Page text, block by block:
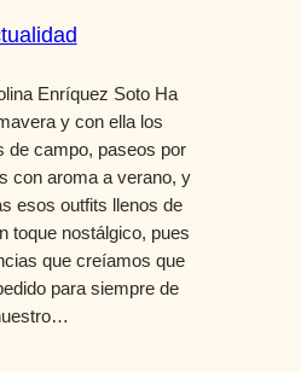
Enríquez Soto Ha
y con ella los
de campo, paseos por
con aroma a verano, y
esos outfits llenos de
toque nostálgico, pues
que creíamos que
para siempre de